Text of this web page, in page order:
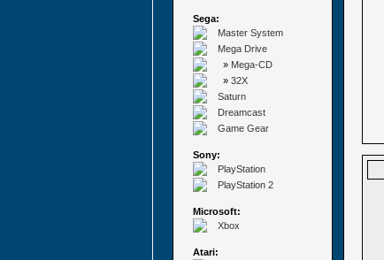
Sega:
Master System
Mega Drive
» Mega-CD
» 32X
Saturn
Dreamcast
Game Gear
Sony:
PlayStation
PlayStation 2
Microsoft:
Xbox
Atari: